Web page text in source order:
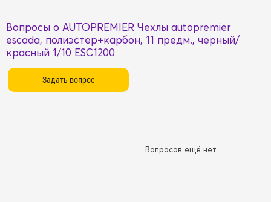
Вопросы о AUTOPREMIER Чехлы autopremier
escada, полиэстер+карбон, 11 предм., черный/
красный 1/10 ESC1200
Вопросов ещё нет